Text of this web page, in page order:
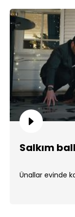
Salkım
Ünallar evinde